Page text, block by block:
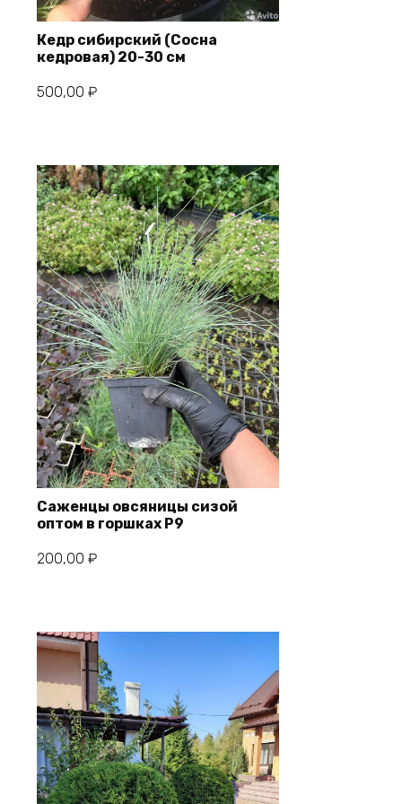
Кедр сибирский (Сосна
кедровая) 20-30 см
500,00 ₽
Саженцы овсяницы сизой
оптом в горшках P9
200,00 ₽